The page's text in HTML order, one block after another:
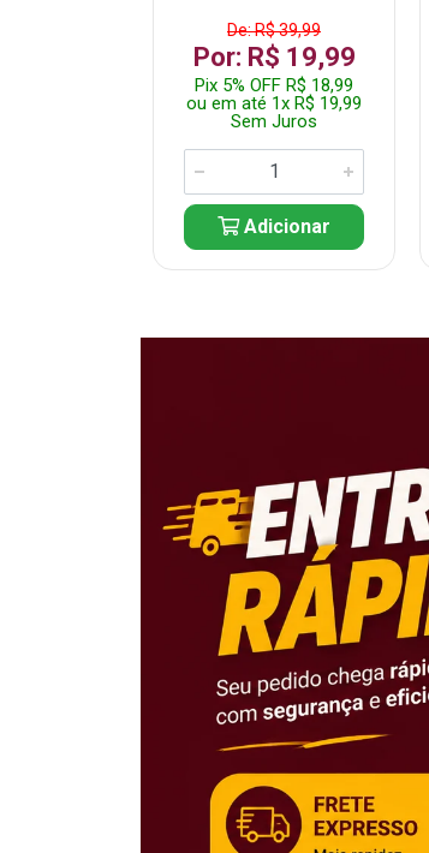
De: R$ 39,99
Por: R$ 19,99
Pix 5% OFF R$ 18,99
ou em até 1x R$ 19,99
Sem Juros
Adicionar